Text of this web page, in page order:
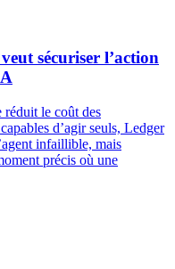
sécuriser l’action
le coût des
d’agir seuls, Ledger
infaillible, mais
précis où une